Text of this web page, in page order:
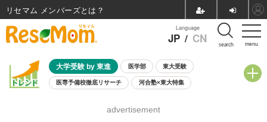
menu
Language
JP / CN search
大学受験 by 東進 医学部 東大受験
医専予備校徹底リサーチ 河合塾×東大特集
8月開催学校説明会・相談会
advertisement
リセマム メンバーズ